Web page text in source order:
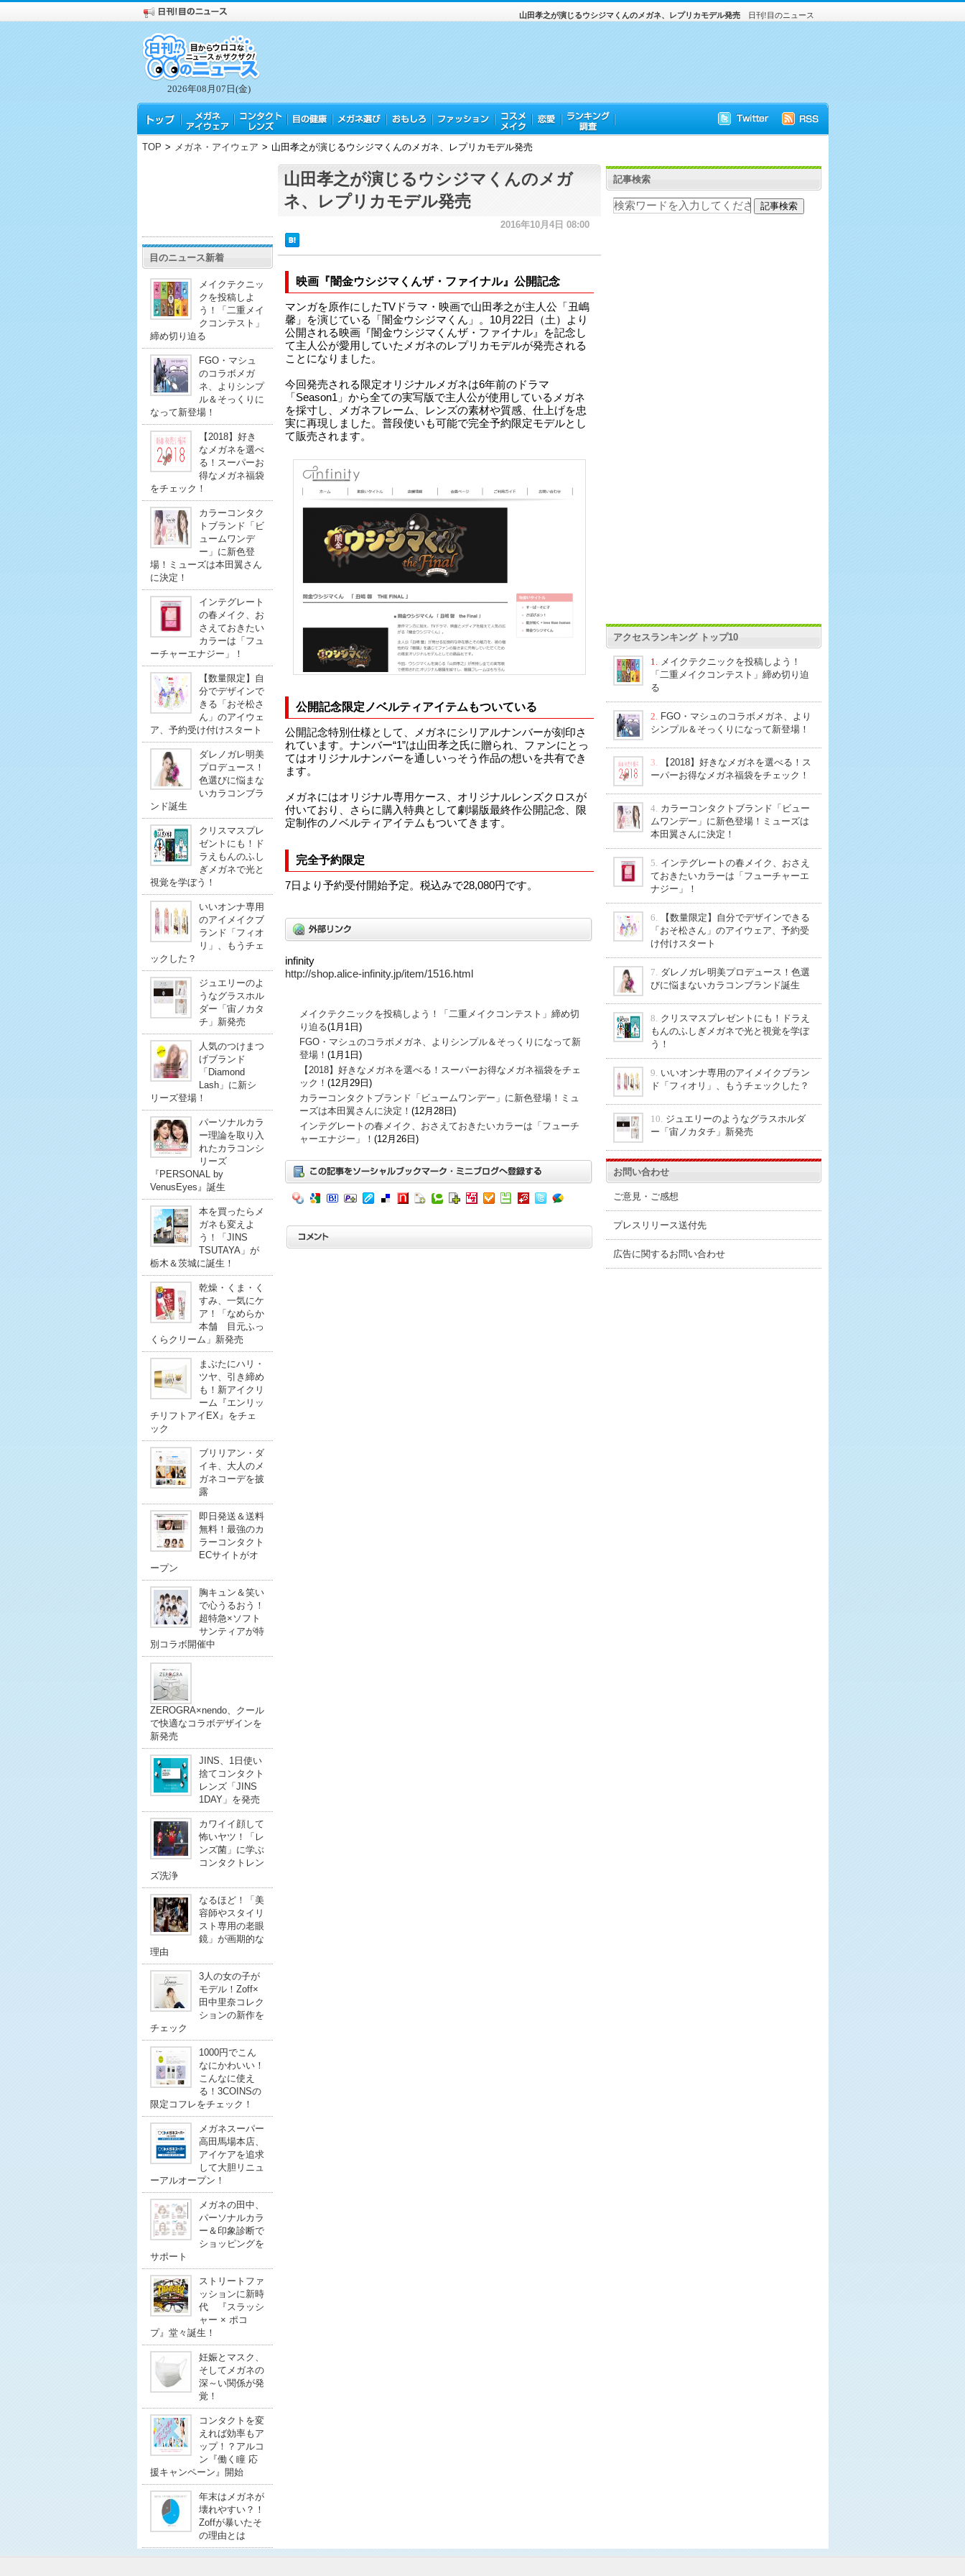
2026年08月07日(金)
日刊!目のニュース
山田孝之が演じるウシジマくんのメガネ、レプリカモデル発売
TOP > メガネ・アイウェア > 山田孝之が演じるウシジマくんのメガネ、レプリカモデル発売
目のニュース新着
メイクテクニッ
クを投稿しよ
う！「二重メイ
クコンテスト」
締め切り迫る
FGO・マシュ
のコラボメガ
ネ、よりシンプ
ル＆そっくりに
なって新登場！
【2018】好き
なメガネを選べ
る！スーパーお
得なメガネ福袋
をチェック！
カラーコンタク
トブランド「ビ
ュームワンデ
ー」に新色登
場！ミューズは本田翼さん
に決定！
インテグレート
の春メイク、お
さえておきたい
カラーは「フュ
ーチャーエナジー」！
【数量限定】自
分でデザインで
きる「おそ松さ
ん」のアイウェ
ア、予約受け付けスタート
ダレノガレ明美
プロデュース！
色選びに悩まな
いカラコンブラ
ンド誕生
クリスマスプレ
ゼントにも！ド
ラえもんのふし
ぎメガネで光と
視覚を学ぼう！
いいオンナ専用
のアイメイクブ
ランド「フィオ
リ」、もうチェ
ックした？
ジュエリーのよ
うなグラスホル
ダー「宙ノカタ
チ」新発売
人気のつけまつ
げブランド
「Diamond
Lash」に新シ
リーズ登場！
パーソナルカラ
ー理論を取り入
れたカラコンシ
リーズ
『PERSONAL by
VenusEyes』誕生
本を買ったらメ
ガネも変えよ
う！「JINS
TSUTAYA」が
栃木＆茨城に誕生！
乾燥・くま・く
すみ、一気にケ
ア！「なめらか
本舗 目元ふっ
くらクリーム」新発売
まぶたにハリ・
ツヤ、引き締め
も！新アイクリ
ーム『エンリッ
チリフトアイEX』をチェ
ック
ブリリアン・ダ
イキ、大人のメ
ガネコーデを披
露
即日発送＆送料
無料！最強のカ
ラーコンタクト
ECサイトがオ
ープン
胸キュン＆笑い
で心うるおう！
超特急×ソフト
サンティアが特
別コラボ開催中
ZEROGRA×nendo、クール
で快適なコラボデザインを
新発売
JINS、1日使い
捨てコンタクト
レンズ「JINS
1DAY」を発売
カワイイ顔して
怖いヤツ！「レ
ンズ菌」に学ぶ
コンタクトレン
ズ洗浄
なるほど！「美
容師やスタイリ
スト専用の老眼
鏡」が画期的な
理由
3人の女の子が
モデル！Zoff×
田中里奈コレク
ションの新作を
チェック
1000円でこん
なにかわいい！
こんなに使え
る！3COINSの
限定コフレをチェック！
メガネスーパー
高田馬場本店、
アイケアを追求
して大胆リニュ
ーアルオープン！
メガネの田中、
パーソナルカラ
ー＆印象診断で
ショッピングを
サポート
ストリートファ
ッションに新時
代 『スラッシ
ャー × ポコ
プ』堂々誕生！
妊娠とマスク、
そしてメガネの
深～い関係が発
覚！
コンタクトを変
えれば効率もア
ップ！？アルコ
ン『働く瞳 応
援キャンペーン』開始
年末はメガネが
壊れやすい？！
Zoffが暴いたそ
の理由とは
山田孝之が演じるウシジマくんのメガ
ネ、レプリカモデル発売
2016年10月4日 08:00
映画『闇金ウシジマくんザ・ファイナル』公開記念
マンガを原作にしたTVドラマ・映画で山田孝之が主人公「丑嶋
馨」を演じている「闇金ウシジマくん」。10月22日（土）より
公開される映画『闇金ウシジマくんザ・ファイナル』を記念し
て主人公が愛用していたメガネのレプリカモデルが発売される
ことになりました。
今回発売される限定オリジナルメガネは6年前のドラマ
「Season1」から全ての実写版で主人公が使用しているメガネ
を採寸し、メガネフレーム、レンズの素材や質感、仕上げを忠
実に再現しました。普段使いも可能で完全予約限定モデルとし
て販売されます。
公開記念限定ノベルティアイテムもついている
公開記念特別仕様として、メガネにシリアルナンバーが刻印さ
れています。ナンバー“1”は山田孝之氏に贈られ、ファンにとっ
てはオリジナルナンバーを通しいっそう作品の想いを共有でき
ます。
メガネにはオリジナル専用ケース、オリジナルレンズクロスが
付いており、さらに購入特典として劇場版最終作公開記念、限
定制作のノベルティアイテムもついてきます。
完全予約限定
7日より予約受付開始予定。税込みで28,080円です。
infinity
http://shop.alice-infinity.jp/item/1516.html
メイクテクニックを投稿しよう！「二重メイクコンテスト」締め切
り迫る(1月1日)
FGO・マシュのコラボメガネ、よりシンプル＆そっくりになって新
登場！ (1月1日)
【2018】好きなメガネを選べる！スーパーお得なメガネ福袋をチェ
ック！ (12月29日)
カラーコンタクトブランド「ビュームワンデー」に新色登場！ミュ
ーズは本田翼さんに決定！ (12月28日)
インテグレートの春メイク、おさえておきたいカラーは「フューチ
ャーエナジー」！ (12月26日)
記事検索
アクセスランキング トップ10
1.
メイクテクニックを投稿しよう！
「二重メイクコンテスト」締め切り迫
る
2. FGO・マシュのコラボメガネ、より
シンプル＆そっくりになって新登場！
3.
【2018】好きなメガネを選べる！ス
ーパーお得なメガネ福袋をチェック！
4. カラーコンタクトブランド「ビュー
ムワンデー」に新色登場！ミューズは
本田翼さんに決定！
5. インテグレートの春メイク、おさえ
ておきたいカラーは「フューチャーエ
ナジー」！
6.
【数量限定】自分でデザインできる
「おそ松さん」のアイウェア、予約受
け付けスタート
7. ダレノガレ明美プロデュース！色選
びに悩まないカラコンブランド誕生
8. クリスマスプレゼントにも！ドラえ
もんのふしぎメガネで光と視覚を学ぼ
う！
9. いいオンナ専用のアイメイクブラン
ド「フィオリ」、もうチェックした？
10. ジュエリーのようなグラスホルダ
ー「宙ノカタチ」新発売
お問い合わせ
ご意見・ご感想
プレスリリース送付先
広告に関するお問い合わせ